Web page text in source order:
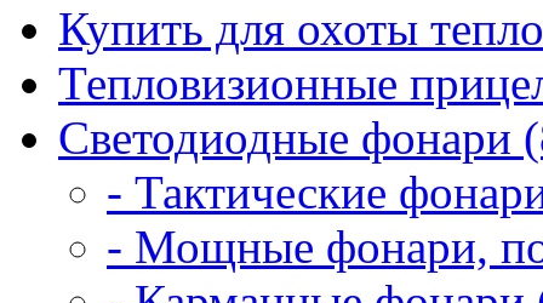
Купить для охоты
Тепловизионные
Светодиодные фонари
- Тактические
- Мощные фонари,